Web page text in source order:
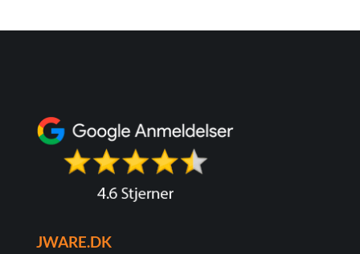
JWARE.DK